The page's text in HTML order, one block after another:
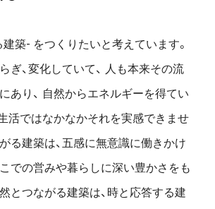
築- をつくりたいと考えています。
ぎ、変化していて、
人も本来その流
あり、 自然からエネルギーを得てい
活ではなかなかそれを実感できませ
る建築は、五感に無意識に働きかけ
での営みや暮らしに深い豊かさをも
とつながる建築は、時と応答する建